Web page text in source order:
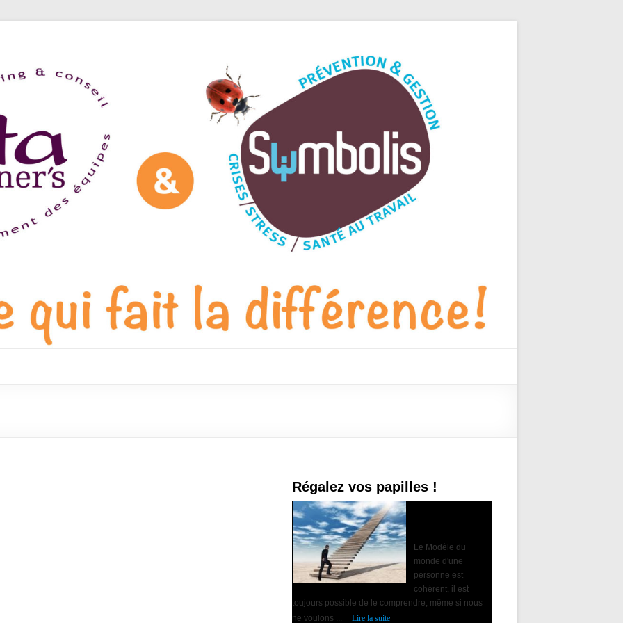
Régalez vos papilles !
Le Modèle du
monde d'une
personne est
cohérent, il est
toujours possible de le comprendre, même si nous
ne voulons ...
Lire la suite